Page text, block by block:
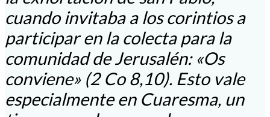
cuando invitaba a los corintios a
participar en la colecta para la
comunidad de Jerusalén: «Os
conviene» (2 Co 8,10). Esto vale
especialmente en Cuaresma, un